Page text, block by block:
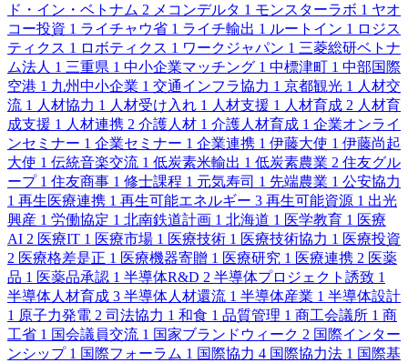
ド・イン・ベトナム 2 メコンデルタ 1 モンスターラボ 1 ヤオ
コー投資 1 ライチャウ省 1 ライチ輸出 1 ルートイン 1 ロジス
ティクス 1 ロボティクス 1 ワークジャパン 1 三菱総研ベトナ
ム法人 1 三重県 1 中小企業マッチング 1 中標津町 1 中部国際
空港 1 九州中小企業 1 交通インフラ協力 1 京都観光 1 人材交
流 1 人材協力 1 人材受け入れ 1 人材支援 1 人材育成 2 人材育
成支援 1 人材連携 2 介護人材 1 介護人材育成 1 企業オンライ
ンセミナー 1 企業セミナー 1 企業連携 1 伊藤大使 1 伊藤尚起
大使 1 伝統音楽交流 1 低炭素米輸出 1 低炭素農業 2 住友グル
ープ 1 住友商事 1 修士課程 1 元気寿司 1 先端農業 1 公安協力
1 再生医療連携 1 再生可能エネルギー 3 再生可能資源 1 出光
興産 1 労働協定 1 北南鉄道計画 1 北海道 1 医学教育 1 医療
AI 2 医療IT 1 医療市場 1 医療技術 1 医療技術協力 1 医療投資
2 医療格差是正 1 医療機器寄贈 1 医療研究 1 医療連携 2 医薬
品 1 医薬品承認 1 半導体R&D 2 半導体プロジェクト誘致 1
半導体人材育成 3 半導体人材還流 1 半導体産業 1 半導体設計
1 原子力発電 2 司法協力 1 和食 1 品質管理 1 商工会議所 1 商
工省 1 国会議員交流 1 国家ブランドウィーク 2 国際インター
ンシップ 1 国際フォーラム 1 国際協力 4 国際協力法 1 国際基